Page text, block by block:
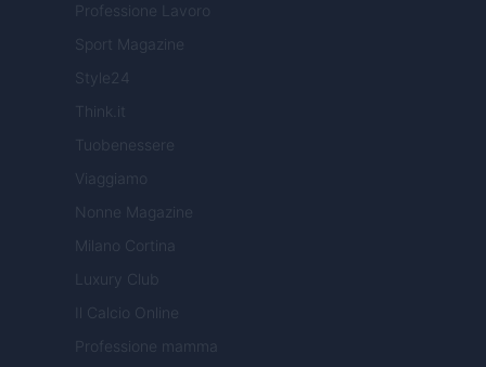
Professione Lavoro
Sport Magazine
Style24
Think.it
Tuobenessere
Viaggiamo
Nonne Magazine
Milano Cortina
Luxury Club
Il Calcio Online
Professione mamma